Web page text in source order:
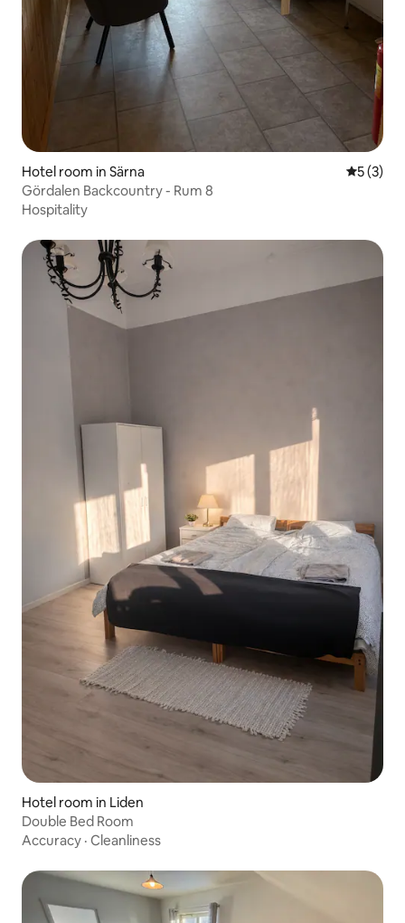
Hotel room in Särna 5 out of
5 (3)
Gördalen Backcountry - Rum 8
Hospitality
Hotel room in Liden
Double Bed Room
Accuracy · Cleanliness